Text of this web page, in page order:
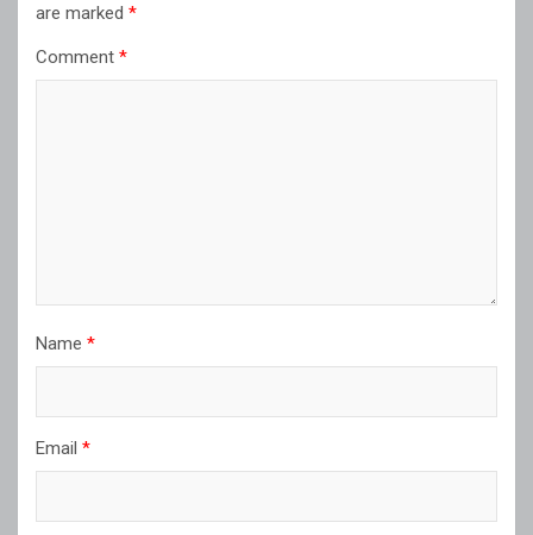
are marked *
Comment *
Name *
Email *